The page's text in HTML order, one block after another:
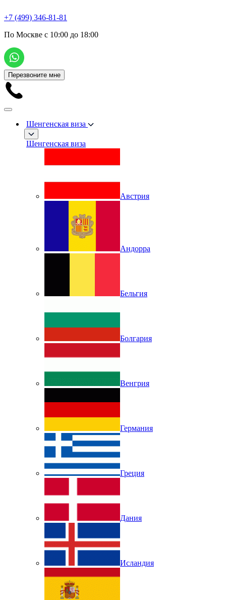
+7 (499) 346-81-81
По Москве с 10:00 до 18:00
Перезвоните мне
Шенгенская виза
Шенгенская виза
Австрия
Андорра
Бельгия
Болгария
Венгрия
Германия
Греция
Дания
Исландия